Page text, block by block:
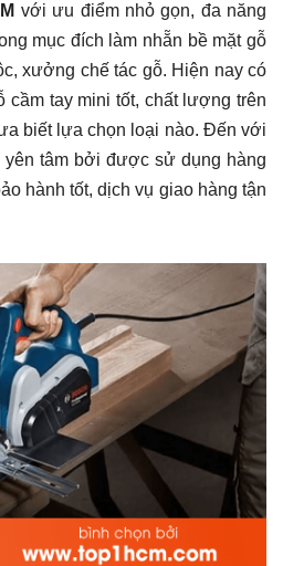
với ưu điểm nhỏ gọn, đa năng
mục đích làm nhẵn bề mặt gỗ
xưởng chế tác gỗ. Hiện nay có
cầm tay mini tốt, chất lượng trên
biết lựa chọn loại nào. Đến với
yên tâm bởi được sử dụng hàng
hành tốt, dịch vụ giao hàng tận